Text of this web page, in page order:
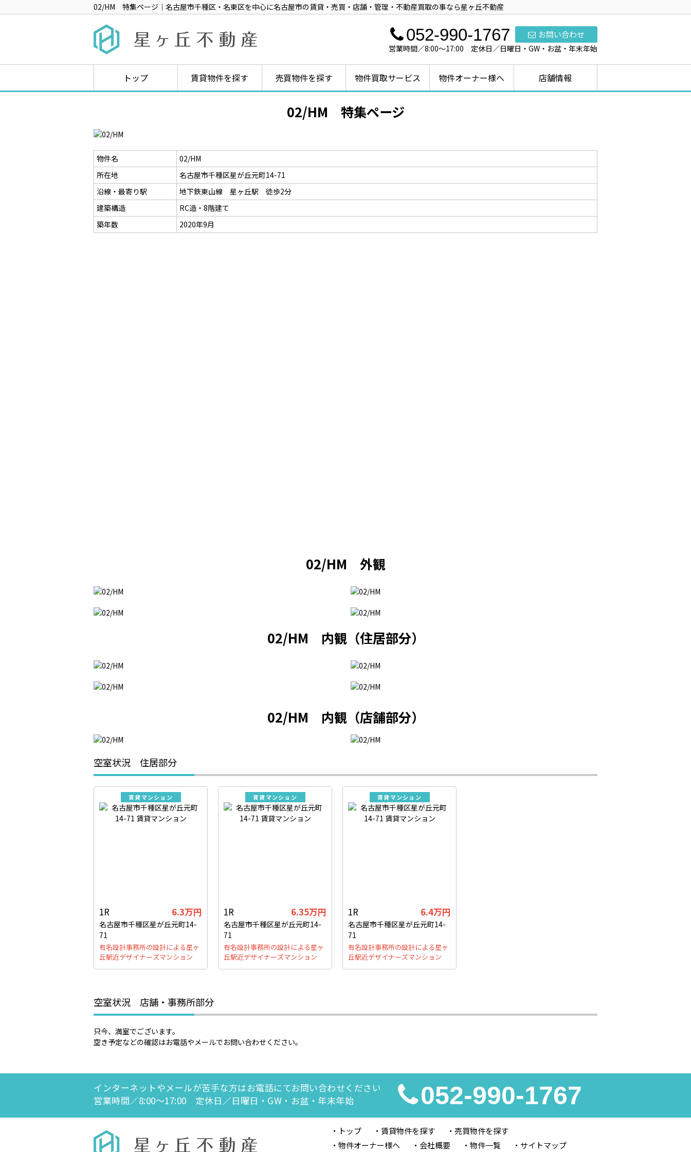
02/HM 特集ページ｜名古屋市千種区・名東区を中心に名古屋市の賃貸・売買・店舗・管理・不動産買取の事なら星ヶ丘不動産
お問い合わせ
052-990-1767
営業時間／8:00～17:00 定休日／日曜日・GW・お盆・年末年始
トップ 賃貸物件を探す 売買物件を探す 物件買取サービス 物件オーナー様へ 店舗情報
02/HM 特集ページ
物件名
02/HM
所在地
名古屋市千種区星が丘元町14-71
沿線・最寄り駅
地下鉄東山線 星ヶ丘駅 徒歩2分
建築構造
RC造・8階建て
築年数
2020年9月
02/HM 外観
02/HM 内観（住居部分）
02/HM 内観（店舗部分）
空室状況 住居部分
賃貸マンション
1R 6.3万円
名古屋市千種区星が丘元町14-
71
有名設計事務所の設計による星ヶ
丘駅近デザイナーズマンション
賃貸マンション
1R 6.35万円
名古屋市千種区星が丘元町14-
71
有名設計事務所の設計による星ヶ
丘駅近デザイナーズマンション
賃貸マンション
1R 6.4万円
名古屋市千種区星が丘元町14-
71
有名設計事務所の設計による星ヶ
丘駅近デザイナーズマンション
空室状況 店舗・事務所部分
只今、満室でございます。
空き予定などの確認はお電話やメールでお問い合わせください。
インターネットやメールが苦手な方はお電話にてお問い合わせください
営業時間／8:00～17:00 定休日／日曜日・GW・お盆・年末年始
052-990-1767
トップ 賃貸物件を探す
売買物件を探す
物件オーナー様へ
会社概要 物件一覧 サイトマップ